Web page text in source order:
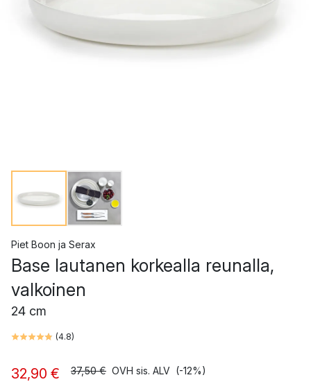
Piet Boon ja Serax
Base lautanen korkealla reunalla,
valkoinen
24 cm
(4.8)
32,90 € 37,50 € OVH sis. ALV (-12%)